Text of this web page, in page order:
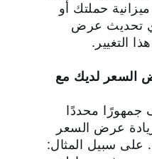
حملتك أو
تحديث عرض
التغيير.
السعر لديك مع
جمهورًا محددًا
عرض السعر
سبيل المثال: